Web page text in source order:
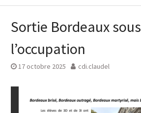
Sortie Bordeaux sous
l’occupation
17 octobre 2025 cdi.claudel